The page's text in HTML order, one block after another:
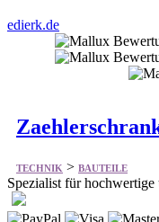
edierk.de
TECHNIK > BAUTEILE
Spezialist für